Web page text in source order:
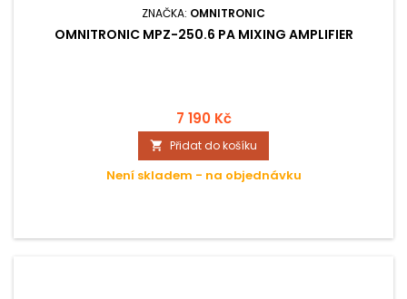
ZNAČKA: OMNITRONIC
OMNITRONIC MPZ-250.6 PA MIXING AMPLIFIER
7 190 Kč
 Přidat do košíku
Není skladem - na objednávku